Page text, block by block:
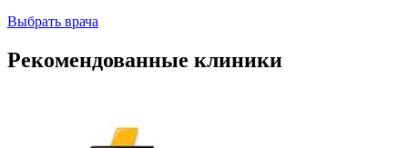
Выбрать врача
Рекомендованные клиники